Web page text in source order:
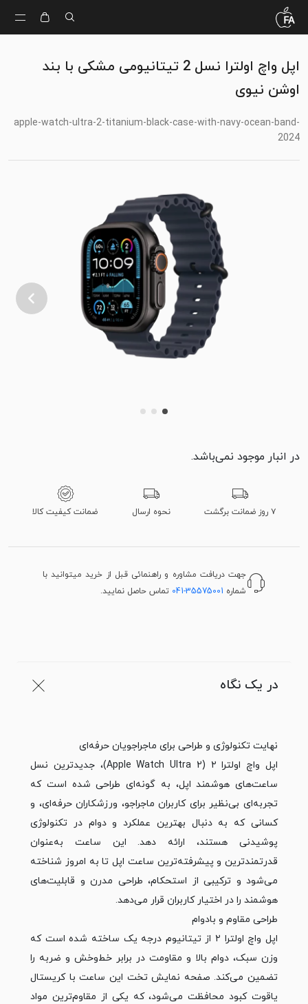
اپل واچ اولترا نسل 2 تیتانیومی مشکی با بند
اوشن نیوی
apple-watch-ultra-2-titanium-black-case-with-navy-ocean-band-
2024
در انبار موجود نمی‌باشد.
۷ روز ضمانت برگشت نحوه ارسال ضمانت کیفیت کالا
جهت دریافت مشاوره و راهنمائی قبل از خرید میتوانید با
شماره 041-35575001 تماس حاصل نمایید.
در یک نگاه
نهایت تکنولوژی و طراحی برای ماجراجویان حرفه‌ای
اپل واچ اولترا ۲ (Apple Watch Ultra 2)، جدیدترین نسل
ساعت‌های هوشمند اپل، به گونه‌ای طراحی شده است که
تجربه‌ای بی‌نظیر برای کاربران ماجراجو، ورزشکاران حرفه‌ای، و
کسانی که به دنبال بهترین عملکرد و دوام در تکنولوژی
پوشیدنی هستند، ارائه دهد. این ساعت به‌عنوان
قدرتمندترین و پیشرفته‌ترین ساعت اپل تا به امروز شناخته
می‌شود و ترکیبی از استحکام، طراحی مدرن و قابلیت‌های
هوشمند را در اختیار کاربران قرار می‌دهد.
طراحی مقاوم و بادوام
اپل واچ اولترا ۲ از تیتانیوم درجه یک ساخته شده است که
وزن سبک، دوام بالا و مقاومت در برابر خط‌وخش و ضربه را
تضمین می‌کند. صفحه نمایش تخت این ساعت با کریستال
یاقوت کبود محافظت می‌شود، که یکی از مقاوم‌ترین مواد